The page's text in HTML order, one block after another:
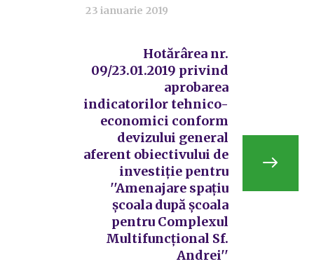
23 ianuarie 2019
Hotărârea nr.
09/23.01.2019 privind
aprobarea
indicatorilor tehnico-
economici conform
devizului general
aferent obiectivului de
investiție pentru
''Amenajare spațiu
școala după școala
pentru Complexul
Multifuncțional Sf.
Andrei''